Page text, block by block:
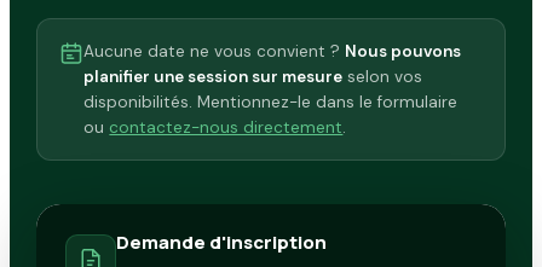
Aucune date ne vous convient ? Nous pouvons
planifier une session sur mesure selon vos
disponibilités. Mentionnez-le dans le formulaire
ou contactez-nous directement.
Demande d'inscription